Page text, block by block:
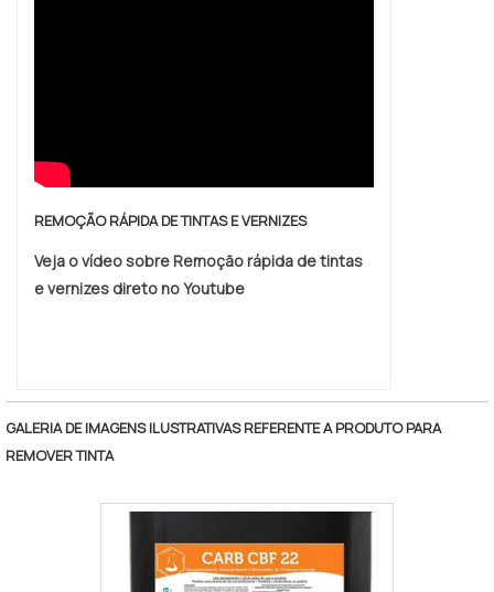
REMOÇÃO RÁPIDA DE TINTAS E VERNIZES
Veja o vídeo sobre Remoção rápida de tintas
e vernizes direto no Youtube
GALERIA DE IMAGENS ILUSTRATIVAS REFERENTE A PRODUTO PARA
REMOVER TINTA